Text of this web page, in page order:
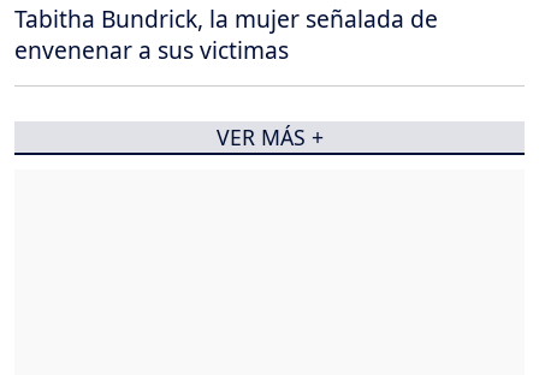
Tabitha Bundrick, la mujer señalada de
envenenar a sus victimas
VER MÁS +